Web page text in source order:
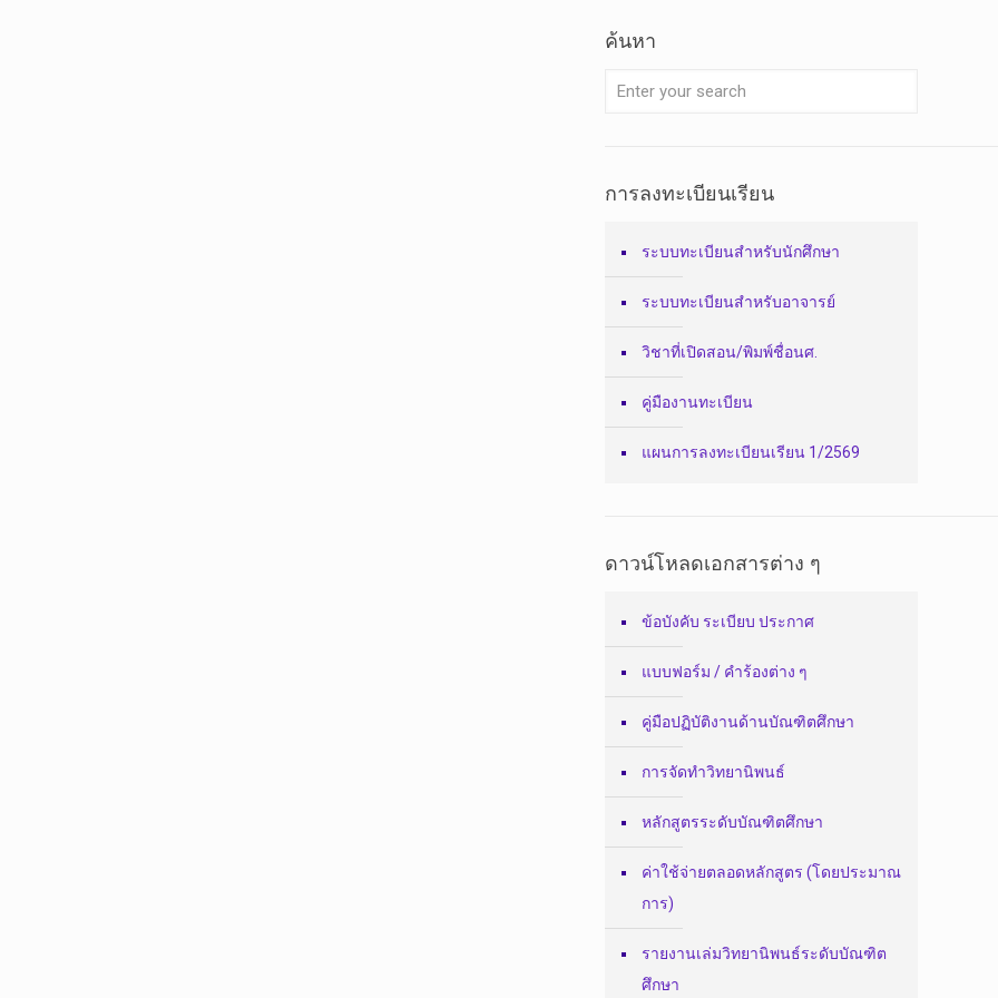
ค้นหา
การลงทะเบียนเรียน
ระบบทะเบียนสำหรับนักศึกษา
ระบบทะเบียนสำหรับอาจารย์
วิชาที่เปิดสอน/พิมพ์ชื่อนศ.
คู่มืองานทะเบียน
แผนการลงทะเบียนเรียน 1/2569
ดาวน์โหลดเอกสารต่าง ๆ
ข้อบังคับ ระเบียบ ประกาศ
แบบฟอร์ม / คำร้องต่าง ๆ
คู่มือปฏิบัติงานด้านบัณฑิตศึกษา
การจัดทำวิทยานิพนธ์
หลักสูตรระดับบัณฑิตศึกษา
ค่าใช้จ่ายตลอดหลักสูตร (โดยประมาณ
การ)
รายงานเล่มวิทยานิพนธ์ระดับบัณฑิต
ศึกษา